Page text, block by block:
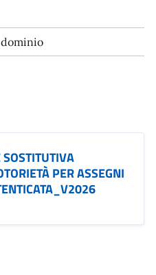
PER ASSEGNI